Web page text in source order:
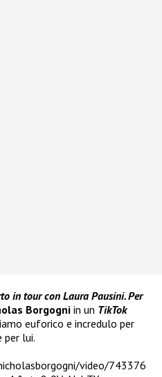
in tour con Laura Pausini. Per
Borgogniin un TikTok
euforico e incredulo per
lui.
video/743376